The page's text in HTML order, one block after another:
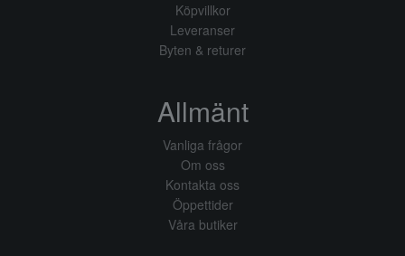
Köpvillkor
Leveranser
Byten & returer
Allmänt
Vanliga frågor
Om oss
Kontakta oss
Öppettider
Våra butiker